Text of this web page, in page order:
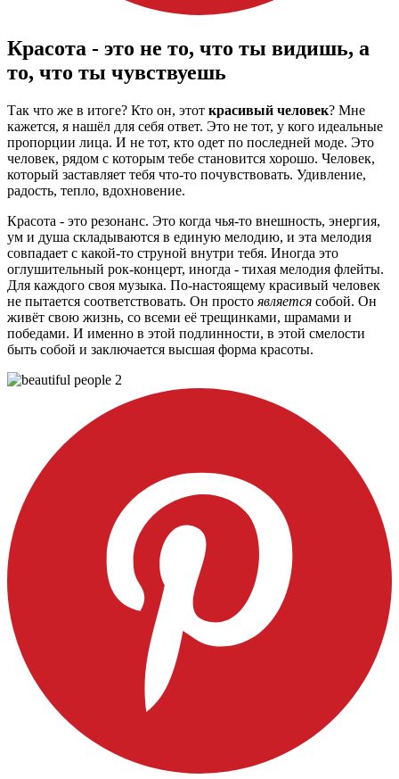
Красота - это не то, что ты видишь, а
то, что ты чувствуешь
Так что же в итоге? Кто он, этот красивый человек? Мне
кажется, я нашёл для себя ответ. Это не тот, у кого идеальные
пропорции лица. И не тот, кто одет по последней моде. Это
человек, рядом с которым тебе становится хорошо. Человек,
который заставляет тебя что-то почувствовать. Удивление,
радость, тепло, вдохновение.
Красота - это резонанс. Это когда чья-то внешность, энергия,
ум и душа складываются в единую мелодию, и эта мелодия
совпадает с какой-то струной внутри тебя. Иногда это
оглушительный рок-концерт, иногда - тихая мелодия флейты.
Для каждого своя музыка. По-настоящему красивый человек
не пытается соответствовать. Он просто является собой. Он
живёт свою жизнь, со всеми её трещинками, шрамами и
победами. И именно в этой подлинности, в этой смелости
быть собой и заключается высшая форма красоты.